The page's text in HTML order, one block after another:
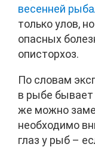
весенней
только улов,
опасных
описторхоз.
По словам
в рыбе
же можно
необходимо
глаз у рыб –